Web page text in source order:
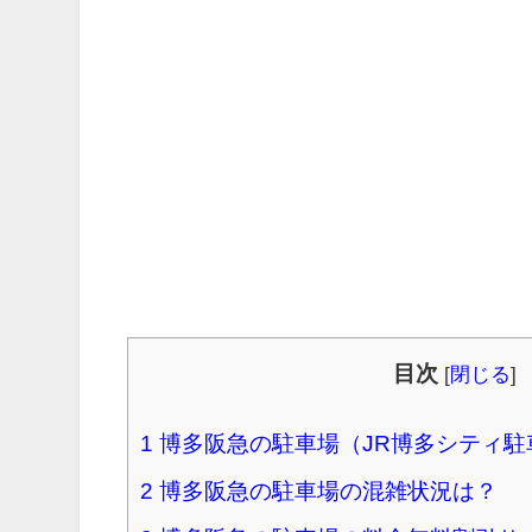
目次 [閉じる]
1 博多阪急の駐車場（JR博多シティ駐
2 博多阪急の駐車場の混雑状況は？